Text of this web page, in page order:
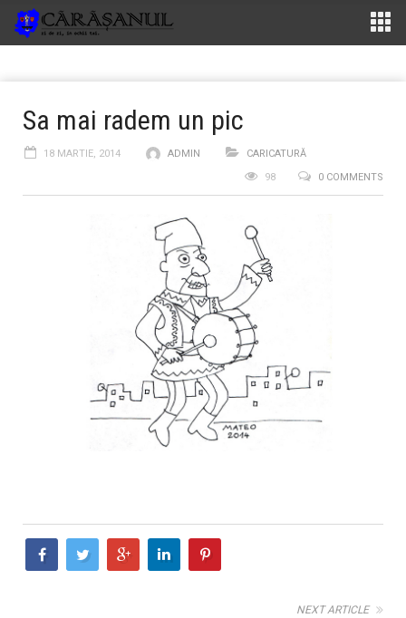
Sa mai radem un pic
18 MARTIE, 2014 ADMIN
CARICATURĂ
0 COMMENTS
98
NEXT ARTICLE